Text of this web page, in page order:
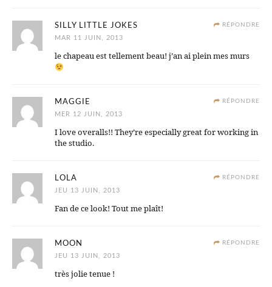
RÉPONDRE
SILLY LITTLE JOKES
MAR 11 JUIN, 2013
le chapeau est tellement beau! j’an ai plein mes murs
RÉPONDRE
MAGGIE
MER 12 JUIN, 2013
I love overalls!! They’re especially great for working in
the studio.
RÉPONDRE
LOLA
JEU 13 JUIN, 2013
Fan de ce look! Tout me plaît!
RÉPONDRE
MOON
JEU 13 JUIN, 2013
très jolie tenue !